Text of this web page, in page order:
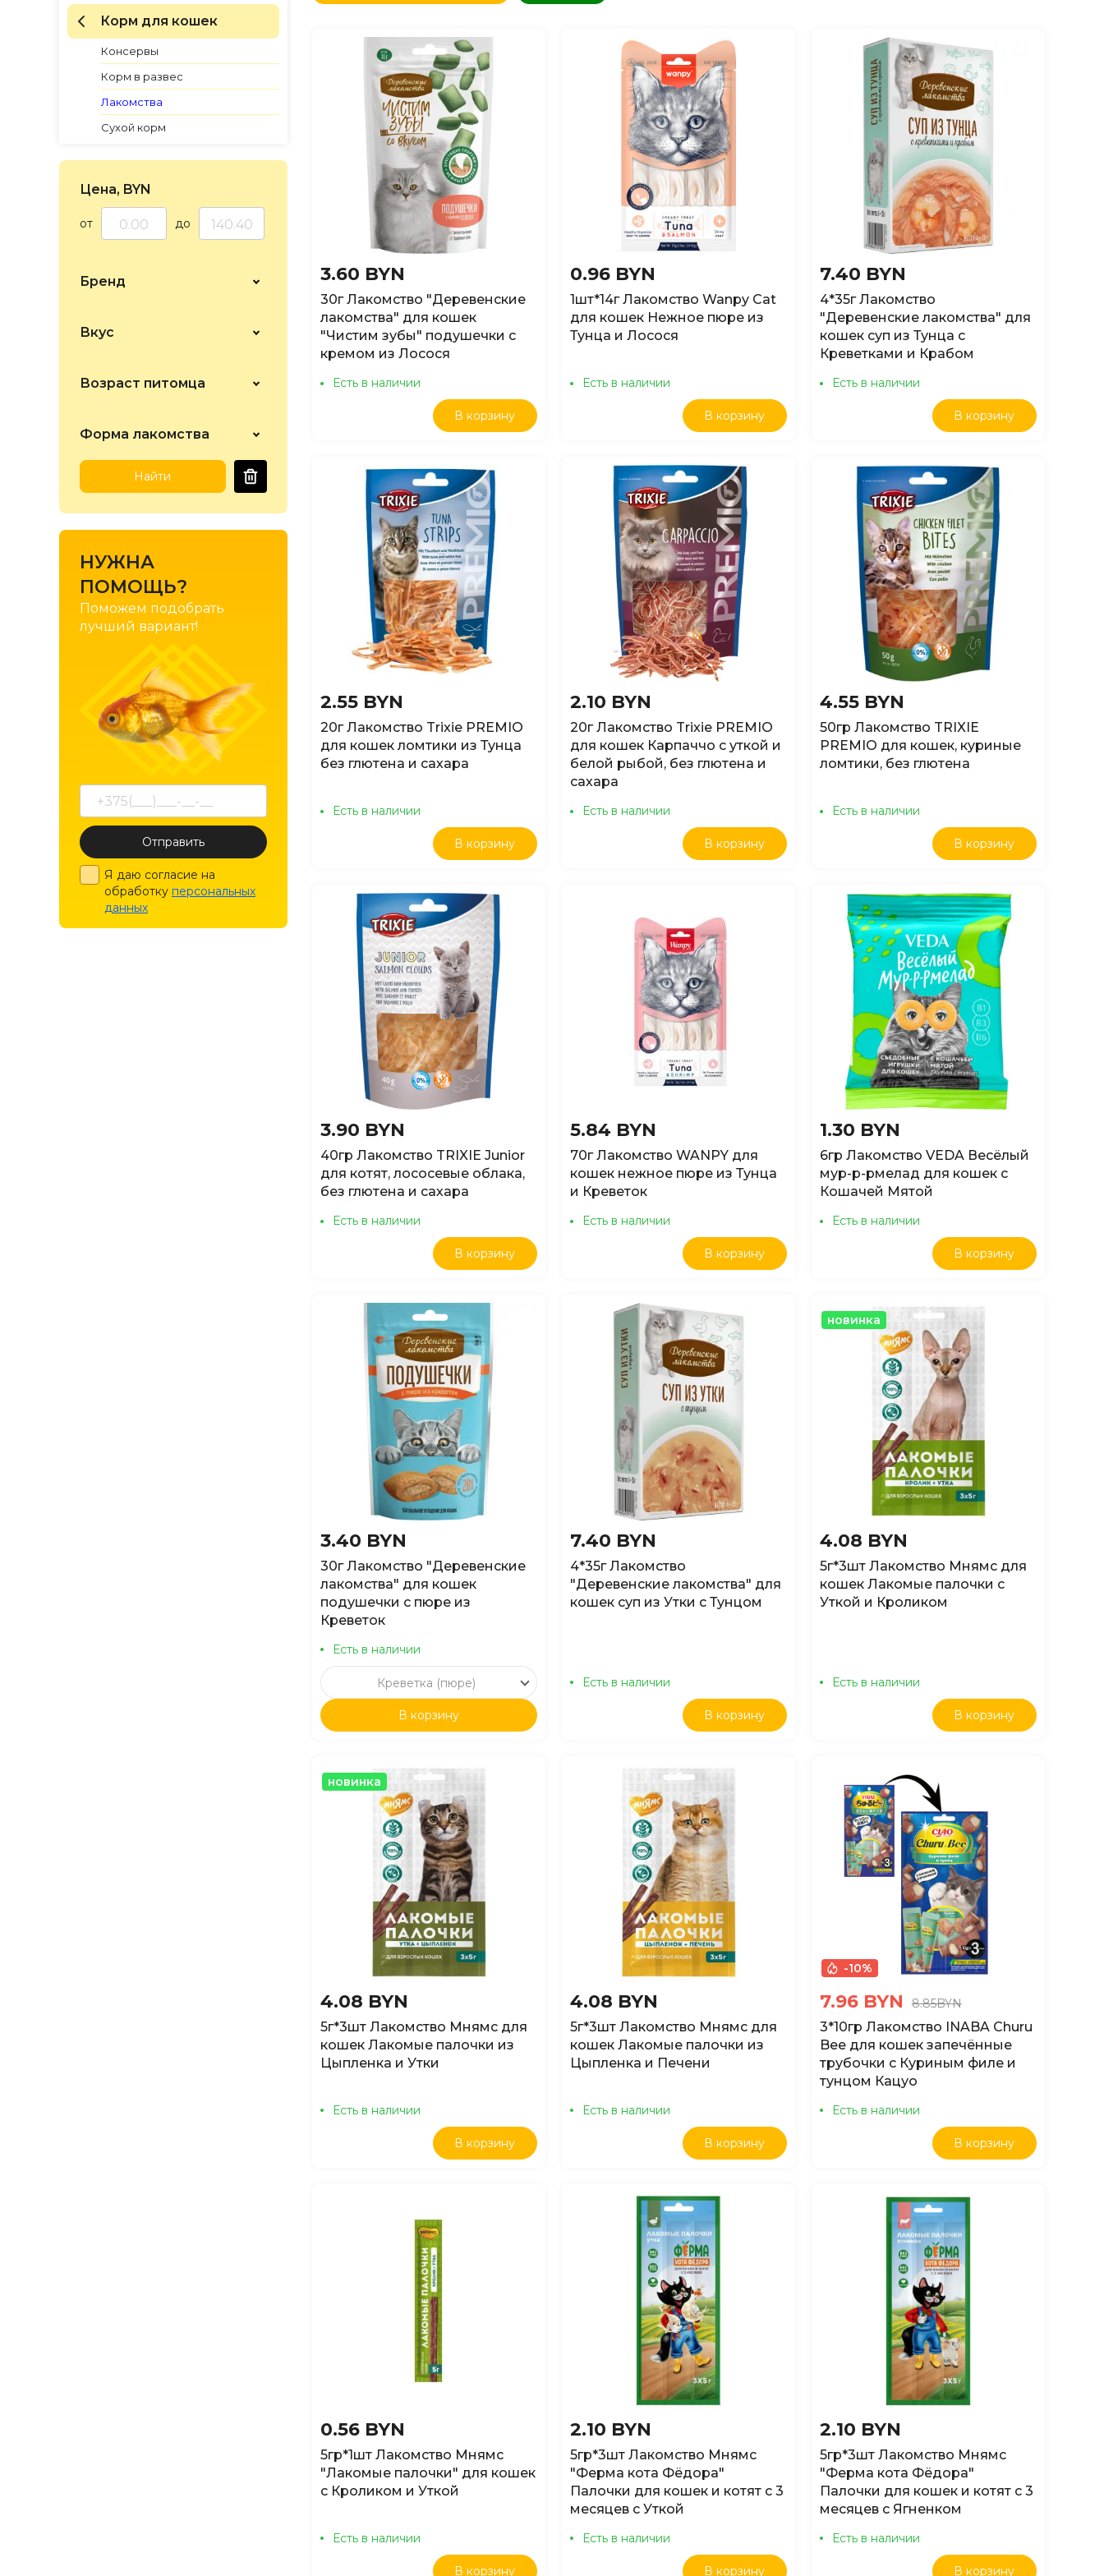
Корм для кошек
Консервы
Корм в развес
Лакомства
Сухой корм
Цена, BYN
от до
Бренд
Вкус
Возраст питомца
Форма лакомства
Найти
НУЖНА
ПОМОЩЬ?
Поможем подобрать
лучший вариант!
Отправить
Я даю согласие на
обработку персональных
данных
по Наличию (доступные)
3.60 BYN
30г Лакомство "Деревенские
лакомства" для кошек
"Чистим зубы" подушечки с
кремом из Лосося
Есть в наличии
В корзину
0.96 BYN
1шт*14г Лакомство Wanpy Cat
для кошек Нежное пюре из
Тунца и Лосося
Есть в наличии
В корзину
7.40 BYN
4*35г Лакомство
"Деревенские лакомства" для
кошек суп из Тунца с
Креветками и Крабом
Есть в наличии
В корзину
2.55 BYN
20г Лакомство Trixie PREMIO
для кошек ломтики из Тунца
без глютена и сахара
Есть в наличии
В корзину
2.10 BYN
20г Лакомство Trixie PREMIO
для кошек Карпаччо с уткой и
белой рыбой, без глютена и
сахара
Есть в наличии
В корзину
4.55 BYN
50гр Лакомство TRIXIE
PREMIO для кошек, куриные
ломтики, без глютена
Есть в наличии
В корзину
3.90 BYN
40гр Лакомство TRIXIE Junior
для котят, лососевые облака,
без глютена и сахара
Есть в наличии
В корзину
5.84 BYN
70г Лакомство WANPY для
кошек нежное пюре из Тунца
и Креветок
Есть в наличии
В корзину
1.30 BYN
6гр Лакомство VEDA Весёлый
мур-р-рмелад для кошек с
Кошачей Мятой
Есть в наличии
В корзину
3.40 BYN
30г Лакомство "Деревенские
лакомства" для кошек
подушечки с пюре из
Креветок
Есть в наличии
Креветка (пюре)
В корзину
7.40 BYN
4*35г Лакомство
"Деревенские лакомства" для
кошек суп из Утки с Тунцом
Есть в наличии
В корзину
новинка
4.08 BYN
5г*3шт Лакомство Мнямс для
кошек Лакомые палочки с
Уткой и Кроликом
Есть в наличии
В корзину
новинка
4.08 BYN
5г*3шт Лакомство Мнямс для
кошек Лакомые палочки из
Цыпленка и Утки
Есть в наличии
В корзину
4.08 BYN
5г*3шт Лакомство Мнямс для
кошек Лакомые палочки из
Цыпленка и Печени
Есть в наличии
В корзину
-10%
7.96 BYN 8.85BYN
3*10гр Лакомство INABA Churu
Bee для кошек запечённые
трубочки с Куриным филе и
тунцом Кацуо
Есть в наличии
В корзину
0.56 BYN
5гр*1шт Лакомство Мнямс
"Лакомые палочки" для кошек
с Кроликом и Уткой
Есть в наличии
В корзину
2.10 BYN
5гр*3шт Лакомство Мнямс
"Ферма кота Фёдора"
Палочки для кошек и котят с 3
месяцев с Уткой
Есть в наличии
В корзину
2.10 BYN
5гр*3шт Лакомство Мнямс
"Ферма кота Фёдора"
Палочки для кошек и котят с 3
месяцев с Ягненком
Есть в наличии
В корзину